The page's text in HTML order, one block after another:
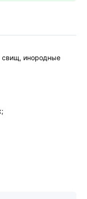
свищ, инородные